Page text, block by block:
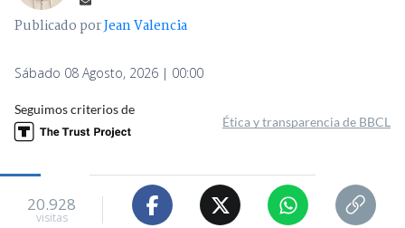
Publicado porJean Valencia
Sábado 08 Agosto, 2026 | 00:00
Seguimos criterios de
Ética y transparencia de BBCL
20.928
visitas